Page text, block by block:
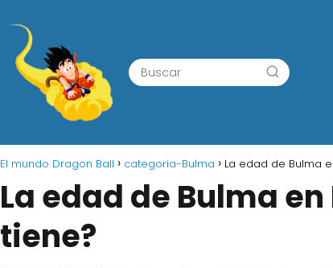
El mundo Dragon Ball categoria-Bulma La edad de Bulma
La edad de Bulma
tiene?